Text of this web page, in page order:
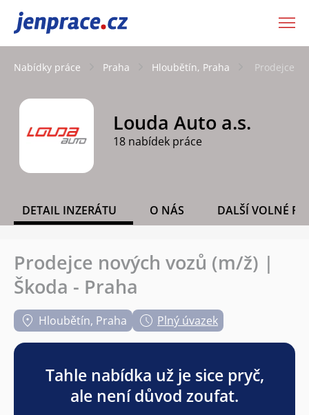
JenPráce.cz
Nabídky práce Praha Hloubětín, Praha Prodejce
Louda Auto a.s.
18 nabídek práce
DETAIL INZERÁTU O NÁS DALŠÍ VOLNÉ
Prodejce nových vozů (m/ž) |
Škoda - Praha
Hloubětín, Praha Plný úvazek
Tahle nabídka už je sice pryč,
ale není důvod zoufat.